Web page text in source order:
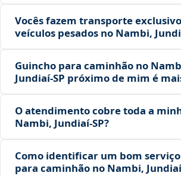
Vocês fazem transporte
veículos pesados no Nambi,
Guincho para caminhão no
Jundiaí‑SP próximo de mim é
O atendimento cobre toda a
Nambi, Jundiaí‑SP?
Como identificar um bom
para caminhão no Nambi,